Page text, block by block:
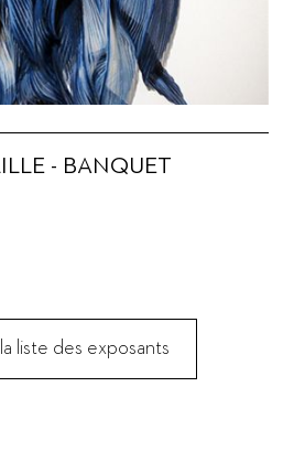
- BANQUET
liste des exposants